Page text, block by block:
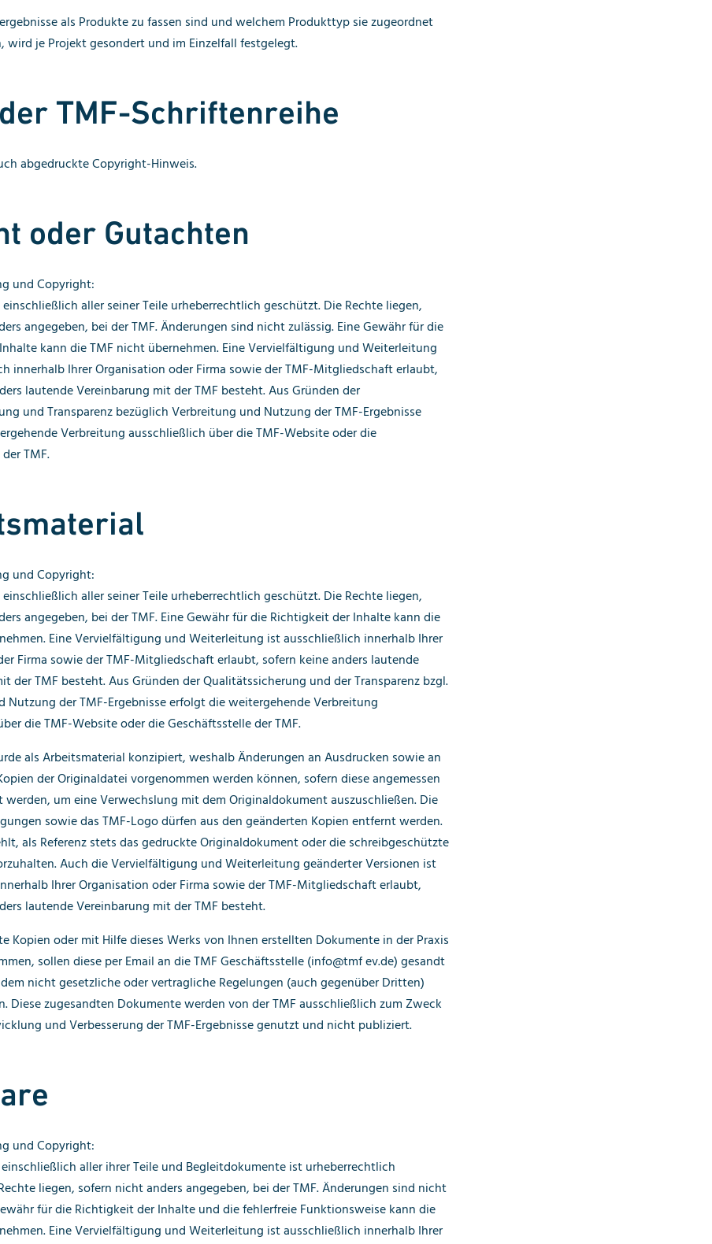
als Produkte zu fassen sind und welchem Produkttyp sie zugeordnet
wird je Projekt gesondert und im Einzelfall festgelegt.
TMF-Schriftenreihe
abgedruckte Copyright-Hinweis.
oder Gutachten
und Copyright:
aller seiner Teile urheberrechtlich geschützt. Die Rechte liegen,
angegeben, bei der TMF. Änderungen sind nicht zulässig. Eine Gewähr für die
kann die TMF nicht übernehmen. Eine Vervielfältigung und Weiterleitung
innerhalb Ihrer Organisation oder Firma sowie der TMF-Mitgliedschaft erlaubt,
lautende Vereinbarung mit der TMF besteht. Aus Gründen der
und Transparenz bezüglich Verbreitung und Nutzung der TMF-Ergebnisse
Verbreitung ausschließlich über die TMF-Website oder die
TMF.
und Copyright:
aller seiner Teile urheberrechtlich geschützt. Die Rechte liegen,
angegeben, bei der TMF. Eine Gewähr für die Richtigkeit der Inhalte kann die
Eine Vervielfältigung und Weiterleitung ist ausschließlich innerhalb Ihrer
Firma sowie der TMF-Mitgliedschaft erlaubt, sofern keine anders lautende
der TMF besteht. Aus Gründen der Qualitätssicherung und der Transparenz bzgl.
Nutzung der TMF-Ergebnisse erfolgt die weitergehende Verbreitung
die TMF-Website oder die Geschäftsstelle der TMF.
als Arbeitsmaterial konzipiert, weshalb Änderungen an Ausdrucken sowie an
der Originaldatei vorgenommen werden können, sofern diese angemessen
werden, um eine Verwechslung mit dem Originaldokument auszuschließen. Die
sowie das TMF-Logo dürfen aus den geänderten Kopien entfernt werden.
als Referenz stets das gedruckte Originaldokument oder die schreibgeschützte
Auch die Vervielfältigung und Weiterleitung geänderter Versionen ist
Ihrer Organisation oder Firma sowie der TMF-Mitgliedschaft erlaubt,
lautende Vereinbarung mit der TMF besteht.
Kopien oder mit Hilfe dieses Werks von Ihnen erstellten Dokumente in der Praxis
sollen diese per Email an die TMF Geschäftsstelle (info@tmf ev.de) gesandt
nicht gesetzliche oder vertragliche Regelungen (auch gegenüber Dritten)
Diese zugesandten Dokumente werden von der TMF ausschließlich zum Zweck
und Verbesserung der TMF-Ergebnisse genutzt und nicht publiziert.
und Copyright:
aller ihrer Teile und Begleitdokumente ist urheberrechtlich
liegen, sofern nicht anders angegeben, bei der TMF. Änderungen sind nicht
für die Richtigkeit der Inhalte und die fehlerfreie Funktionsweise kann die
Eine Vervielfältigung und Weiterleitung ist ausschließlich innerhalb Ihrer